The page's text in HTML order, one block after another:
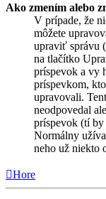
Ako zmením alebo
V prípade, že
môžete
upraviť správu
na tlačítko
príspevok a vy
príspevkom,
upravovali.
neodpovedal
príspevok (tí by
Normálny
neho už niekto
Hore